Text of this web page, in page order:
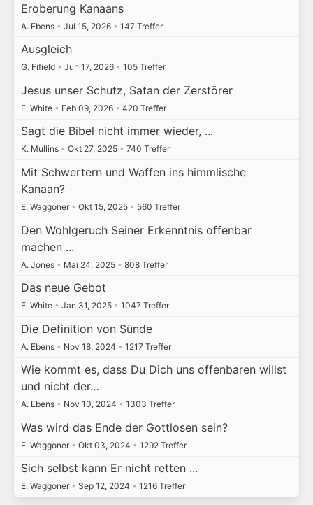
Eroberung Kanaans
A. Ebens • Jul 15, 2026 • 147 Treffer
Ausgleich
G. Fifield • Jun 17, 2026 • 105 Treffer
Jesus unser Schutz, Satan der Zerstörer
E. White • Feb 09, 2026 • 420 Treffer
Sagt die Bibel nicht immer wieder, ...
K. Mullins • Okt 27, 2025 • 740 Treffer
Mit Schwertern und Waffen ins himmlische
Kanaan?
E. Waggoner • Okt 15, 2025 • 560 Treffer
Den Wohlgeruch Seiner Erkenntnis offenbar
machen ...
A. Jones • Mai 24, 2025 • 808 Treffer
Das neue Gebot
E. White • Jan 31, 2025 • 1047 Treffer
Die Definition von Sünde
A. Ebens • Nov 18, 2024 • 1217 Treffer
Wie kommt es, dass Du Dich uns offenbaren willst
und nicht der…
A. Ebens • Nov 10, 2024 • 1303 Treffer
Was wird das Ende der Gottlosen sein?
E. Waggoner • Okt 03, 2024 • 1292 Treffer
Sich selbst kann Er nicht retten ...
E. Waggoner • Sep 12, 2024 • 1216 Treffer